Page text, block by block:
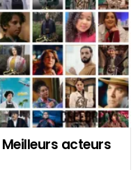
acteurs